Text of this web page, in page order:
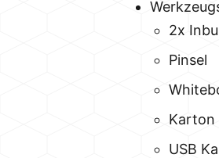
2x
Pinsel
Karton
USB